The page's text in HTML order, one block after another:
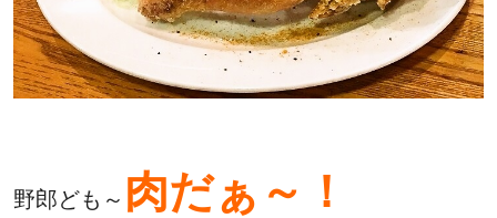
野郎ども～ 肉だぁ～！